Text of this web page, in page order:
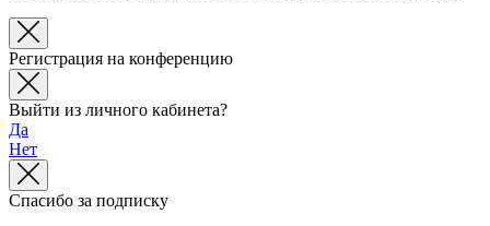
Регистрация на конференцию
Выйти из личного кабинета?
Да
Нет
Спасибо за подписку